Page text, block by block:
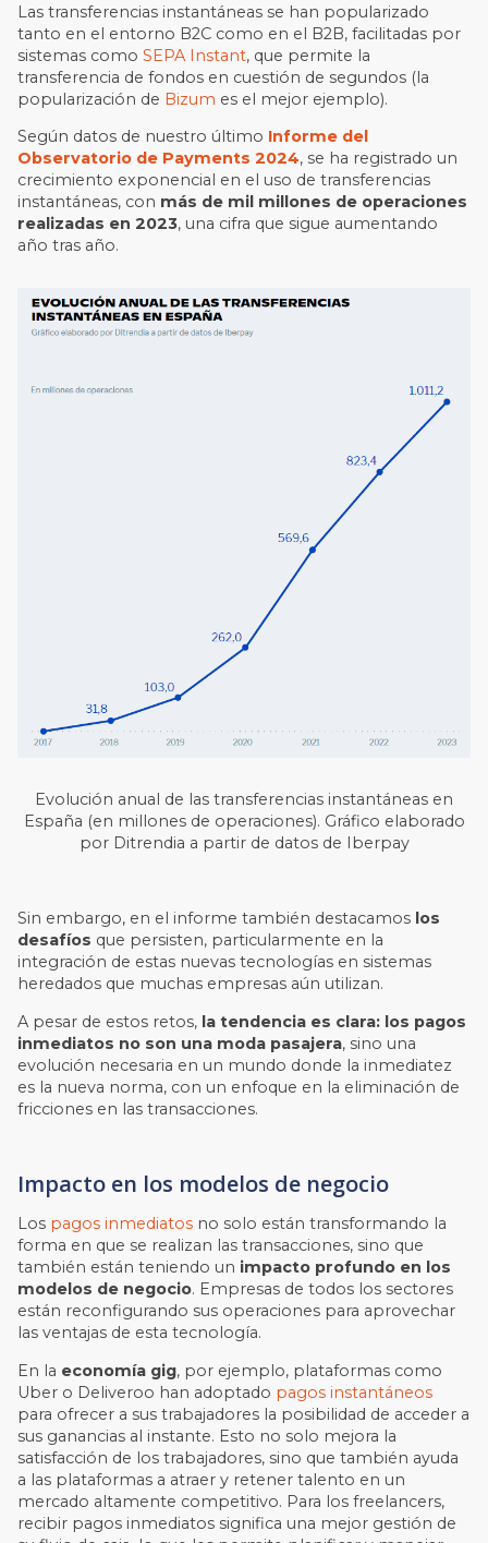
Las transferencias instantáneas se han popularizado
tanto en el entorno B2C como en el B2B, facilitadas por
sistemas comoSEPA Instant, que permite la
transferencia de fondos en cuestión de segundos (la
popularización de Bizum es el mejor ejemplo).
Según datos de nuestro último Informe del
Observatorio de Payments 2024, se ha registrado un
crecimiento exponencial en el uso de transferencias
instantáneas, con más de mil millones de operaciones
realizadas en 2023, una cifra que sigue aumentando
año tras año.
Evolución anual de las transferencias instantáneas en
España (en millones de operaciones). Gráfico elaborado
por Ditrendia a partir de datos de Iberpay
Sin embargo, en el informe también destacamos los
desafíos que persisten, particularmente en la
integración de estas nuevas tecnologías en sistemas
heredados que muchas empresas aún utilizan.
A pesar de estos retos, la tendencia es clara: los pagos
inmediatos no son una moda pasajera, sino una
evolución necesaria en un mundo donde la inmediatez
es la nueva norma, con un enfoque en la eliminación de
fricciones en las transacciones.
Impacto en los modelos de negocio
Los pagos inmediatos no solo están transformando la
forma en que se realizan las transacciones, sino que
también están teniendo un impacto profundo en los
modelos de negocio. Empresas de todos los sectores
están reconfigurando sus operaciones para aprovechar
las ventajas de esta tecnología.
En la economía gig, por ejemplo, plataformas como
Uber o Deliveroo han adoptado pagos instantáneos
para ofrecer a sus trabajadores la posibilidad de acceder a
sus ganancias al instante. Esto no solo mejora la
satisfacción de los trabajadores, sino que también ayuda
a las plataformas a atraer y retener talento en un
mercado altamente competitivo. Para los freelancers,
recibir pagos inmediatos significa una mejor gestión de